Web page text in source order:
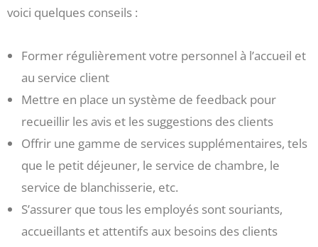
voici quelques conseils :
Former régulièrement votre personnel à l’accueil et
au service client
Mettre en place un système de feedback pour
recueillir les avis et les suggestions des clients
Offrir une gamme de services supplémentaires, tels
que le petit déjeuner, le service de chambre, le
service de blanchisserie, etc.
S’assurer que tous les employés sont souriants,
accueillants et attentifs aux besoins des clients